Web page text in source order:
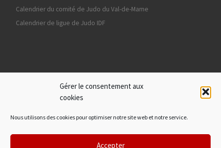
Gérer le consentement aux
cookies
Nous utilisons des cookies pour optimiser notre site web et notre service.
Accepter
Calendrier du comité de Judo du Val-de-Marne
Calendrier de ligue de Judo IDF